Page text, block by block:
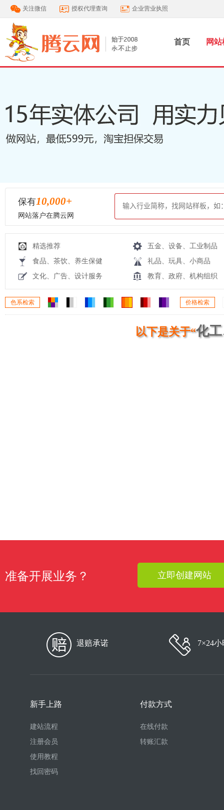
关注微信 授权代理查询 企业营业执照
首页 网
保有10,000+
网站落户在腾云网
精选推荐
五金、设备、工业制品
食品、茶饮、养生保健
礼品、玩具、小商品
文化、广告、设计服务
教育、政府、机构组织
色系检索 价格检索
以下是关于“化
准备开展业务？ 立即创建网站
退赔承诺 7×24
新手上路
建站流程
注册会员
使用教程
找回密码
付款方式
在线付款
转账汇款